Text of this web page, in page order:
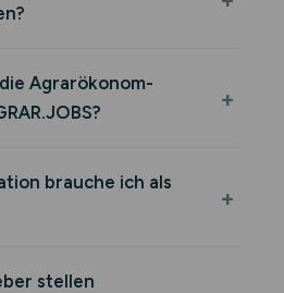
Agrarökonom-
brauche ich als
stellen